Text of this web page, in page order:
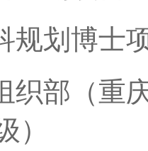
规划博士
织部（重
）